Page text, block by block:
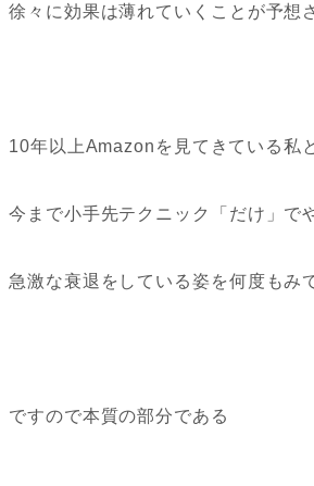
徐々に効果は薄れていくことが予想
10年以上Amazonを見てきている私
今まで小手先テクニック「だけ」で
急激な衰退をしている姿を何度もみ
ですので本質の部分である